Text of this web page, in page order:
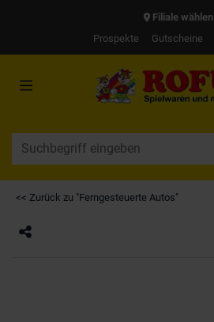
Filiale wählen
Prospekte
Gutscheine
<< Zurück zu "Ferngesteuerte Autos"